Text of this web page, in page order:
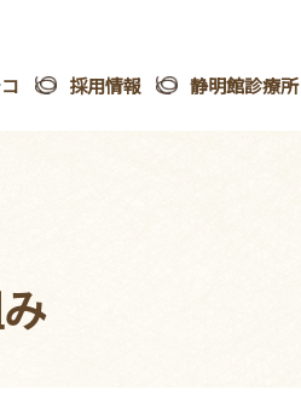
採用情報 静明館診療所